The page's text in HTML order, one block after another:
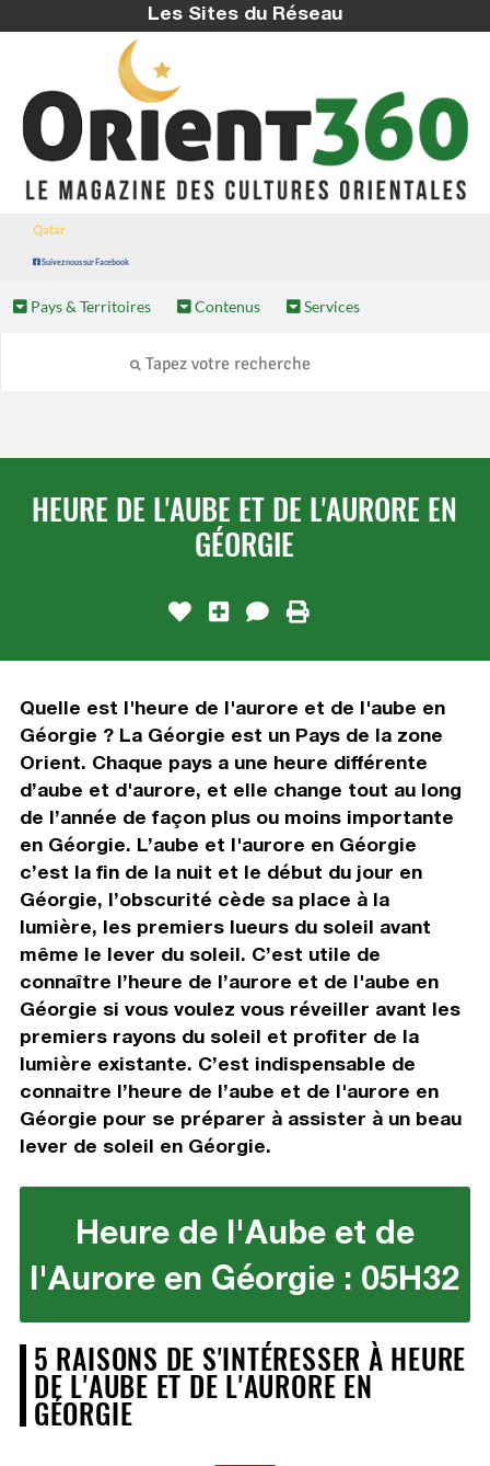
Les Sites du Réseau
Qatar
Suivez nous sur Facebook
Pays & Territoires Contenus Services
HEURE DE L'AUBE ET DE L'AURORE EN
GÉORGIE
Quelle est l'heure de l'aurore et de l'aube en
Géorgie ? La Géorgie est un Pays de la zone
Orient. Chaque pays a une heure différente
d’aube et d'aurore, et elle change tout au long
de l’année de façon plus ou moins importante
en Géorgie. L’aube et l'aurore en Géorgie
c’est la fin de la nuit et le début du jour en
Géorgie, l’obscurité cède sa place à la
lumière, les premiers lueurs du soleil avant
même le lever du soleil. C’est utile de
connaître l’heure de l’aurore et de l'aube en
Géorgie si vous voulez vous réveiller avant les
premiers rayons du soleil et profiter de la
lumière existante. C’est indispensable de
connaitre l’heure de l’aube et de l'aurore en
Géorgie pour se préparer à assister à un beau
lever de soleil en Géorgie.
Heure de l'Aube et de
l'Aurore en Géorgie : 05H32
5 RAISONS DE S'INTÉRESSER À HEURE
DE L'AUBE ET DE L'AURORE EN
GÉORGIE